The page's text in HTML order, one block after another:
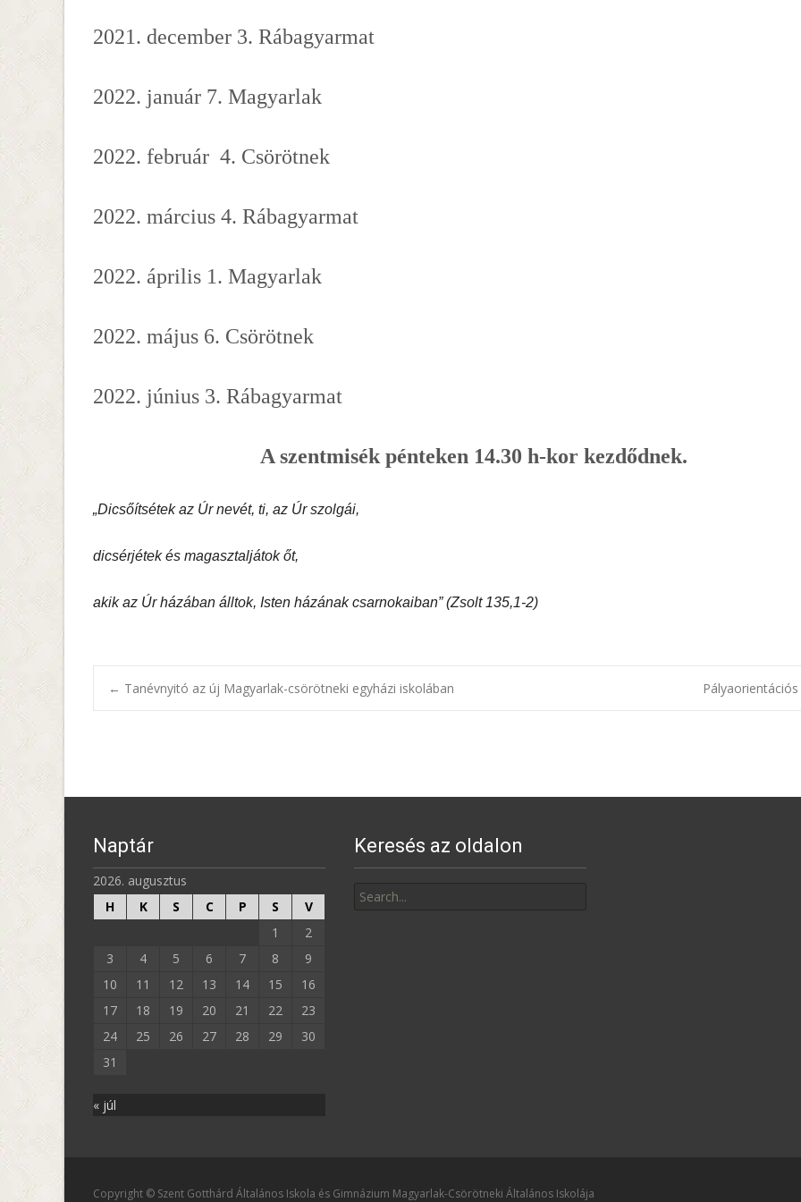
2021. december 3. Rábagyarmat
2022. január 7. Magyarlak
2022. február 4. Csörötnek
2022. március 4. Rábagyarmat
2022. április 1. Magyarlak
2022. május 6. Csörötnek
2022. június 3. Rábagyarmat
A szentmisék pénteken 14.30 h-kor kezdődnek.
„Dicsőítsétek az Úr nevét, ti, az Úr szolgái,
dicsérjétek és magasztaljátok őt,
akik az Úr házában álltok, Isten házának csarnokaiban” (Zsolt 135,1-2)
Post
← Tanévnyitó az új Magyarlak-csörötneki egyházi iskolában
Naptár
2026. augusztus
H
K S C P S
V
1
2
3
4 5 6 7 8
9
10
11 12 13 14 15
16
17
18 19 20 21 22
23
24
25 26 27 28 29
30
31
« júl
Keresés az oldalon
for:
Copyright © Szent Gotthárd Általános Iskola és Gimnázium Magyarlak-Csörötneki Általános Iskolája